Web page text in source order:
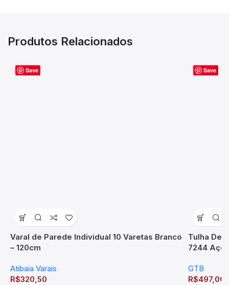
Produtos Relacionados
Save
Varal de Parede Individual 10 Varetas Branco
– 120cm
Atibaia Varais
R$320,50
Save
Tulha
7244 Aço
GTB
R$497,00